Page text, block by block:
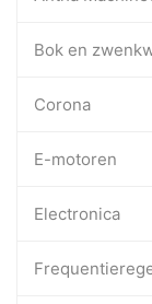
Bok en
Corona
E-motoren
Electronica